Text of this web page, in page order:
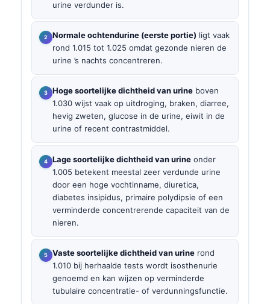
urine verdunder is.
Normale ochtendurine (eerste portie) ligt vaak
rond 1.015 tot 1.025 omdat gezonde nieren de
urine ’s nachts concentreren.
Hoge soortelijke dichtheid van urine boven
1.030 wijst vaak op uitdroging, braken, diarree,
hevig zweten, glucose in de urine, eiwit in de
urine of recent contrastmiddel.
Lage soortelijke dichtheid van urine onder
1.005 betekent meestal zeer verdunde urine
door een hoge vochtinname, diuretica,
diabetes insipidus, primaire polydipsie of een
verminderde concentrerende capaciteit van de
nieren.
Vaste soortelijke dichtheid van urine rond
1.010 bij herhaalde tests wordt isosthenurie
genoemd en kan wijzen op verminderde
tubulaire concentratie- of verdunningsfunctie.